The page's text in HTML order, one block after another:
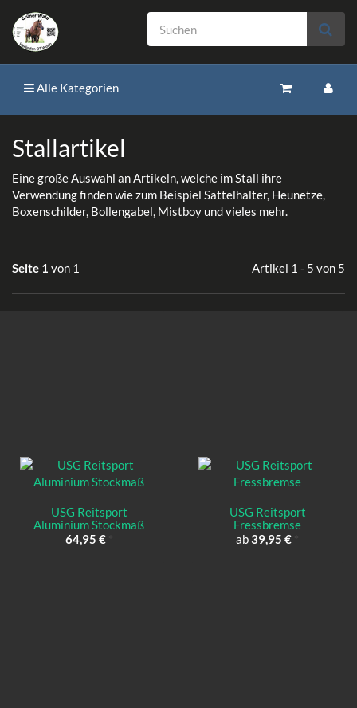
Alle Kategorien
Stallartikel
Eine große Auswahl an Artikeln, welche im Stall ihre
Verwendung finden wie zum Beispiel Sattelhalter, Heunetze,
Boxenschilder, Bollengabel, Mistboy und vieles mehr.
Seite 1 von 1 Artikel 1 - 5 von 5
USG Reitsport
Aluminium Stockmaß
64,95 €
USG Reitsport
Fressbremse
ab39,95 €